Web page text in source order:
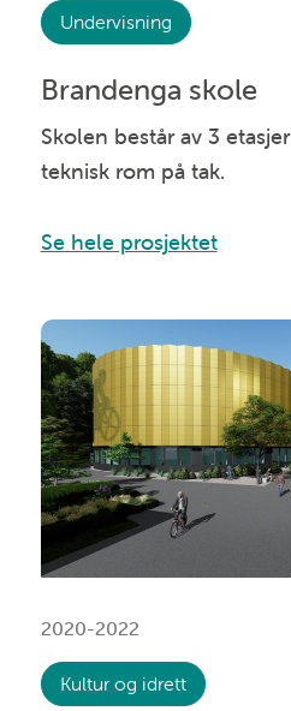
Undervisning
Brandenga skole
Skolen består av 3
teknisk rom på tak.
Se hele prosjektet
2020-2022
Kultur og idrett